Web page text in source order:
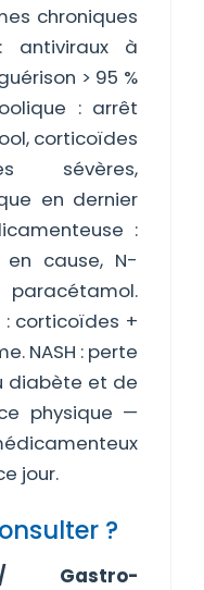
chroniques
antiviraux à
> 95 %
: arrêt
corticoïdes
sévères,
en dernier
:
cause, N-
corticoïdes +
NASH : perte
diabète et de
physique —
jour.
?
/ Gastro-